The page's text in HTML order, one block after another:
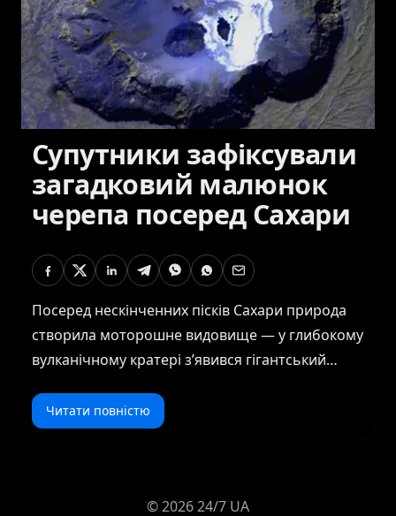
Супутники зафіксували
загадковий малюнок
черепа посеред Сахари
Посеред нескінченних пісків Сахари природа
створила моторошне видовище — у глибокому
вулканічному кратері з’явився гігантський
привидом, що дивиться з надр Землі. Його
бліде обличчя, наче висічене у камені, лякає й
створила одне з найдивовижніших природних
Читати повністю
©202624/7 UA